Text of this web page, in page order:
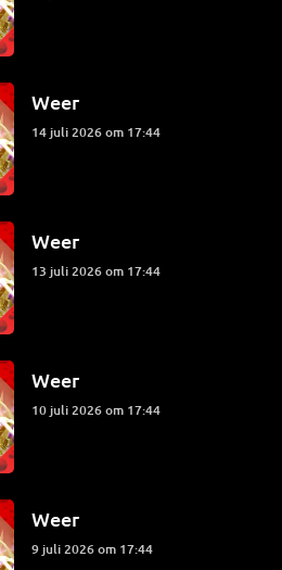
Weer
14 juli 2026 om 17:44
Weer
13 juli 2026 om 17:44
Weer
10 juli 2026 om 17:44
Weer
9 juli 2026 om 17:44